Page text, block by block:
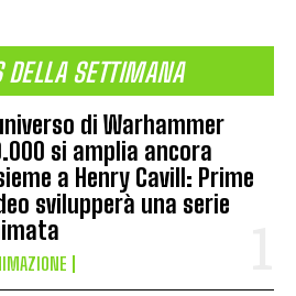
DELLA SETTIMANA
di Warhammer
si amplia ancora
a Henry Cavill: Prime
svilupperà una serie